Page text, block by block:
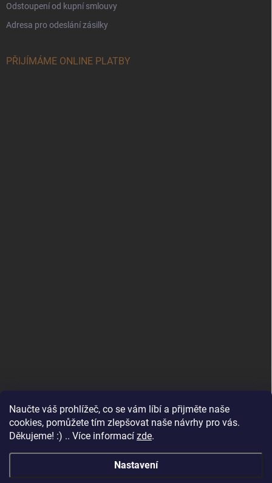
Naučte váš prohlížeč, co se vám líbí a přijměte naše
cookies, pomůžete tím zlepšovat naše návrhy pro vás.
Děkujeme! :) .. Více informací zde.
Nastavení
Odstoupení od kupní smlouvy
Adresa pro odeslání zásilky
PŘIJÍMÁME ONLINE PLATBY
www.andelske-obrazy.cz